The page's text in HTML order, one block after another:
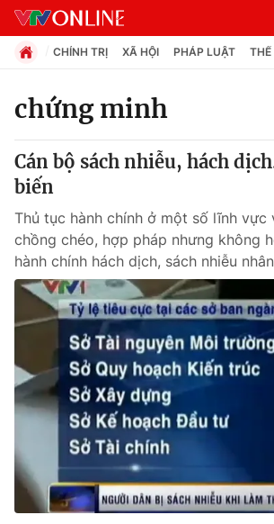
Chuyên mục
Chính trị
Xã hội
Pháp luật
Thế giới
Tin tức
Thế giới đó đây
Câu chuyện quốc tế
Kinh tế
Tài chính
Thị trường
Dữ liệu và đời sống
CHÍNH TRỊ XÃ HỘI PHÁP LUẬT THẾ
chứng minh
Cán bộ sách nhiễu, hách
biến
Thủ tục hành chính ở một số lĩnh vực
chồng chéo, hợp pháp nhưng không
hành chính hách dịch, sách nhiễu